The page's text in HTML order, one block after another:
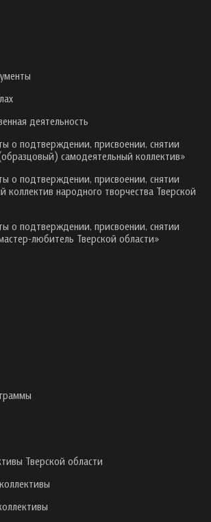
деятельность
о подтверждении, присвоении, снятии
самодеятельный коллектив»
о подтверждении, присвоении, снятии
коллектив народного творчества Тверской
о подтверждении, присвоении, снятии
любитель Тверской области»
Тверской области